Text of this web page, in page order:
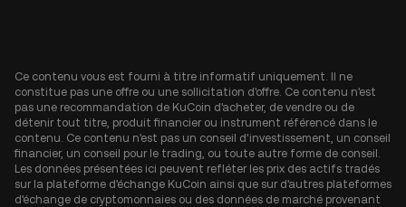
Ce contenu vous est fourni à titre informatif uniquement. Il ne
constitue pas une offre ou une sollicitation d'offre. Ce contenu n'est
pas une recommandation de KuCoin d'acheter, de vendre ou de
détenir tout titre, produit financier ou instrument référencé dans le
contenu. Ce contenu n'est pas un conseil d'investissement, un conseil
financier, un conseil pour le trading, ou toute autre forme de conseil.
Les données présentées ici peuvent refléter les prix des actifs tradés
sur la plateforme d'échange KuCoin ainsi que sur d'autres plateformes
d'échange de cryptomonnaies ou des données de marché provenant